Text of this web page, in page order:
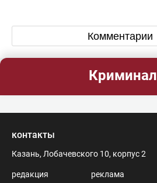
Комментарии
Криминал
контакты
Казань, Лобачевского 10, корпус 2
редакция
реклама